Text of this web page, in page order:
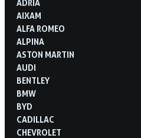
ADRIA
AIXAM
ALFA ROMEO
ALPINA
ASTON MARTIN
AUDI
BENTLEY
BMW
BYD
CADILLAC
CHEVROLET